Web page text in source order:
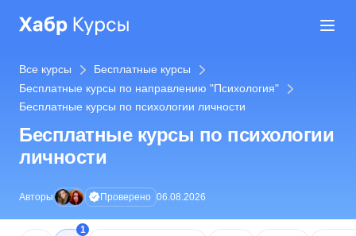
Все курсы
Бесплатные курсы
Бесплатные курсы по направлению "Психология"
Бесплатные курсы по психологии личности
Бесплатные курсы по психологии
личности
Авторы Проверено 06.08.2026
1